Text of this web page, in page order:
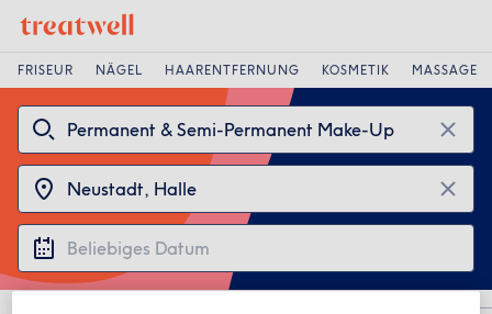
FRISEUR NÄGEL HAARENTFERNUNG KOSMETIK MASSAGE